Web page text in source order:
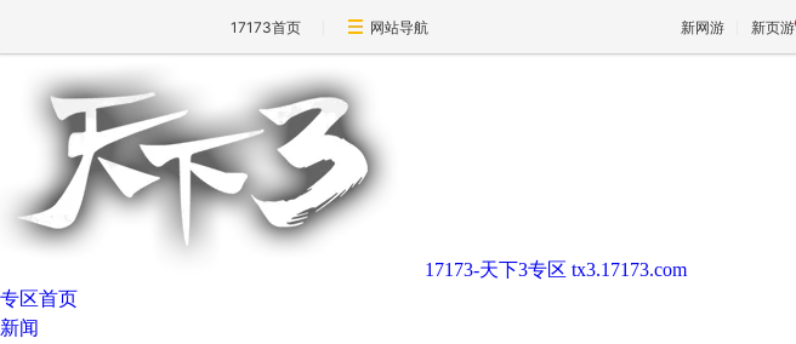
17173首页 网站导航 新网游 新页游
17173-天下3专区 tx3.17173.com
专区首页
新闻